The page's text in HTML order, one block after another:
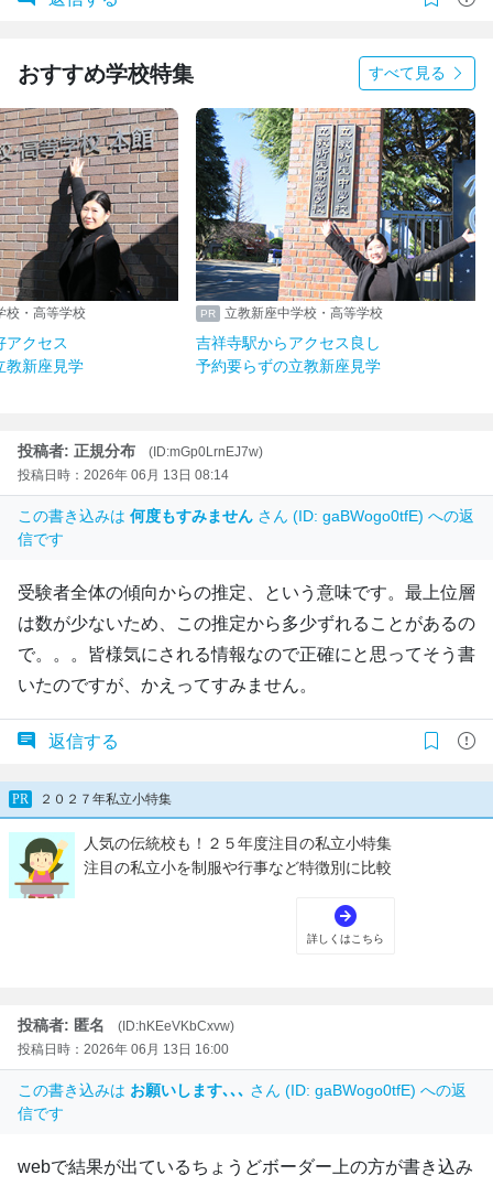
おすすめ学校特集 すべて見る
校・高等学校
アクセス
教新座見学
立教新座中学校・高等学校
吉祥寺駅からアクセス良し
予約要らずの立教新座見学
投稿者: 正規分布
(ID:mGp0LrnEJ7w)
投稿日時：2026年 06月 13日 08:14
この書き込みは 何度もすみません さん (ID: gaBWogo0tfE) への返
信です
受験者全体の傾向からの推定、という意味です。最上位層
は数が少ないため、この推定から多少ずれることがあるの
で。。。皆様気にされる情報なので正確にと思ってそう書
いたのですが、かえってすみません。
返信する
投稿者: 匿名
(ID:hKEeVKbCxvw)
投稿日時：2026年 06月 13日 16:00
この書き込みは お願いします､､､ さん (ID: gaBWogo0tfE) への返
信です
webで結果が出ているちょうどボーダー上の方が書き込み